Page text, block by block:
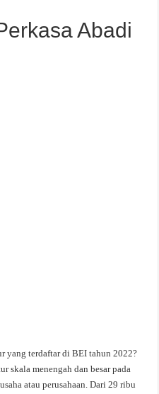
Abadi
yang terdaftar di BEI tahun 2022?
skala menengah dan besar pada
atau perusahaan. Dari 29 ribu